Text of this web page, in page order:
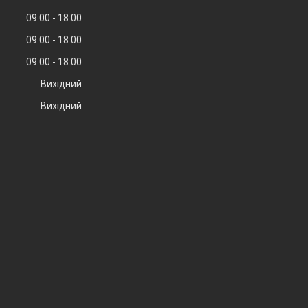
09:00
18:00
09:00
18:00
09:00
18:00
Вихідний
Вихідний